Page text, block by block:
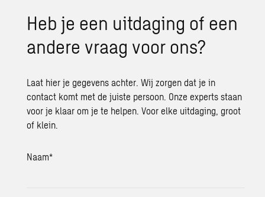
Heb je een uitdaging of een
andere vraag voor ons?
Laat hier je gegevens achter. Wij zorgen dat je in
contact komt met de juiste persoon. Onze experts staan
voor je klaar om je te helpen. Voor elke uitdaging, groot
of klein.
Naam*